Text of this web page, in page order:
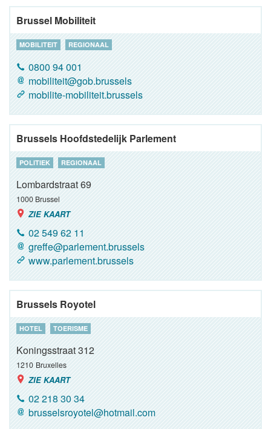
Brussel Mobiliteit
MOBILITEIT REGIONAAL
0800 94 001
mobiliteit@gob.brussels
mobilite-mobiliteit.brussels
Brussels Hoofdstedelijk Parlement
POLITIEK REGIONAAL
Lombardstraat 69
1000Brussel
ZIE KAART
02 549 62 11
greffe@parlement.brussels
www.parlement.brussels
Brussels Royotel
HOTEL TOERISME
Koningsstraat 312
1210 Bruxelles
ZIE KAART
02 218 30 34
brusselsroyotel@hotmail.com